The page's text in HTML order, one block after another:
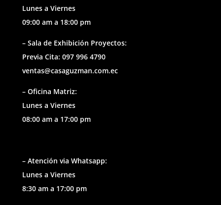
Lunes a Viernes
09:00 am a 18:00 pm
– Sala de Exhibición Proyectos:
Previa Cita: 097 996 4790
ventas@casaguzman.com.ec
– Oficina Matriz:
Lunes a Viernes
08:00 am a 17:00 pm
– Atención via Whatsapp:
Lunes a Viernes
8:30 am a 17:00 pm